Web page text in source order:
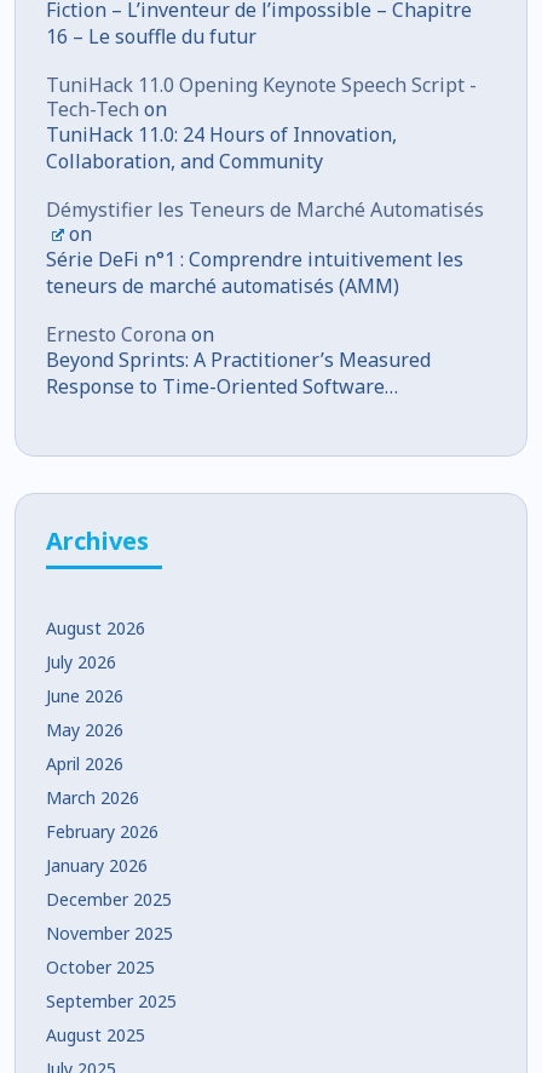
Fiction – L’inventeur de l’impossible – Chapitre
16 – Le souffle du futur
TuniHack 11.0 Opening Keynote Speech Script -
Tech-Tech on
TuniHack 11.0: 24 Hours of Innovation,
Collaboration, and Community
Démystifier les Teneurs de Marché Automatisés
on
Série DeFi n°1 : Comprendre intuitivement les
teneurs de marché automatisés (AMM)
Ernesto Corona on
Beyond Sprints: A Practitioner’s Measured
Response to Time-Oriented Software
Archives
August 2026
July 2026
June 2026
May 2026
April 2026
March 2026
February 2026
January 2026
December 2025
November 2025
October 2025
September 2025
August 2025